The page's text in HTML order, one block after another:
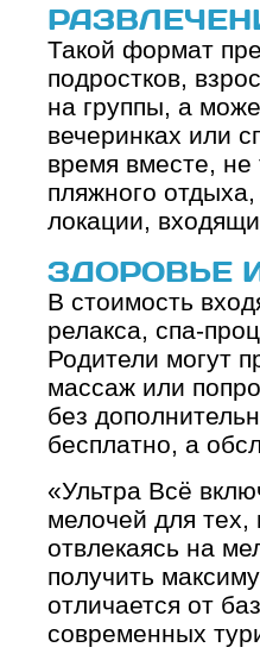
Такой формат
подростков,
на группы, а
вечеринках или
время вместе,
пляжного отдыха,
локации,
ЗДОРОВЬЕ
В стоимость
релакса, спа-
Родители могут
массаж или
без
бесплатно, а
«Ультра Всё
мелочей для тех,
отвлекаясь на
получить
отличается от
современных